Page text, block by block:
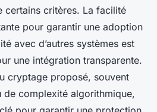
certains critères. La facilité
pour garantir une adoption
avec d’autres systèmes est
une intégration transparente.
cryptage proposé, souvent
de complexité algorithmique,